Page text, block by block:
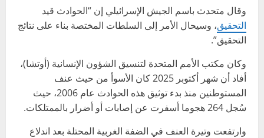
وقال متحدث باسم الجيش الإسرائيلي إن “الحوادث قيد
التحقيق، وسيحال الأمر إلى السلطات المختصة بناء على نتائج
التحقيق”.
وكان مكتب الأمم المتحدة لتنسيق الشؤون الإنسانية (أوتشا)،
أفاد أن شهر أكتوبر 2025 كان الأسوأ من حيث عنف
المستوطنين منذ بدء توثيق هذه الحوادث عام 2006، حيث
سُجل 264 هجوما أسفرت عن إصابات أو أضرار بالممتلكات.
وارتفعت وتيرة العنف في الضفة الغربية المحتلة بعد اندلاع